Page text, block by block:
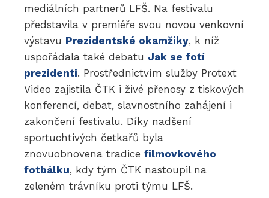
mediálních partnerů LFŠ. Na festivalu
představila v premiéře svou novou venkovní
výstavu Prezidentské okamžiky, k níž
uspořádala také debatu Jak se fotí
prezidenti. Prostřednictvím služby Protext
Video zajistila ČTK i živé přenosy z tiskových
konferencí, debat, slavnostního zahájení i
zakončení festivalu. Díky nadšení
sportuchtivých četkařů byla
znovuobnovena tradice filmovkového
fotbálku, kdy tým ČTK nastoupil na
zeleném trávníku proti týmu LFŠ.